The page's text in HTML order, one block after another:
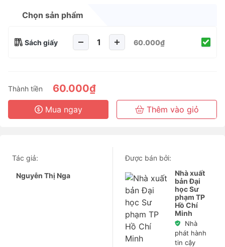
Chọn sản phẩm
Sách giấy 60.000₫
Thành tiền 60.000₫
Mua ngay Thêm vào giỏ
Tác giả:
Nguyễn Thị Nga
Được bán bởi:
Nhà xuất
bản Đại
học Sư
phạm TP
Hồ Chí
Minh
Nhà
phát hành
tin cậy